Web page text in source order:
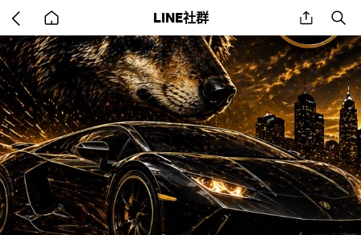
back
to
home
LINE社群 share